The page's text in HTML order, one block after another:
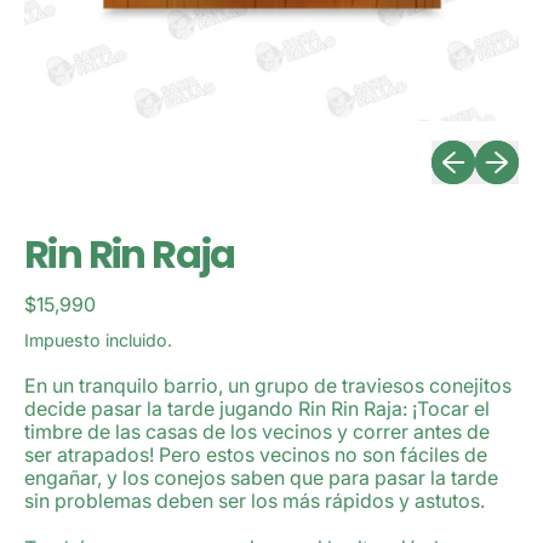
Diapositiva
Rin Rin Raja
Precio habitual
$15,990
Impuesto incluido.
En un tranquilo barrio, un grupo de traviesos conejitos
decide pasar la tarde jugando Rin Rin Raja: ¡Tocar el
timbre de las casas de los vecinos y correr antes de
ser atrapados! Pero estos vecinos no son fáciles de
engañar, y los conejos saben que para pasar la tarde
sin problemas deben ser los más rápidos y astutos.